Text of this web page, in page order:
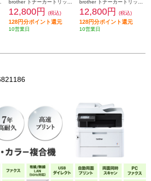
12,800円 (税込)
128円分ポイント還元
10営業日
12,800円 (税込)
128円分ポイント還元
10営業日